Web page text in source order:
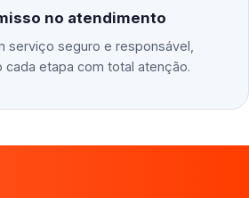
no atendimento
serviço seguro e responsável,
cada etapa com total atenção.